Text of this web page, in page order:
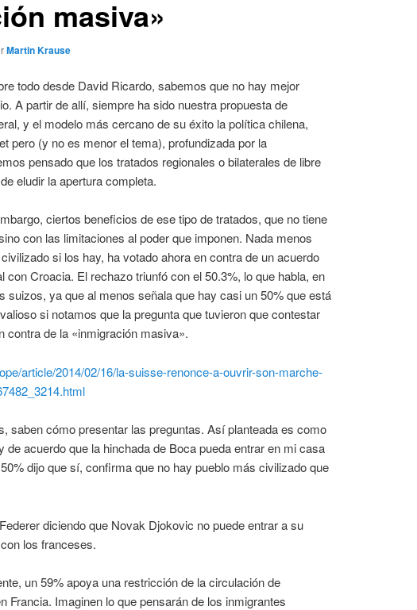
masiva»
Martin Krause
todo desde David Ricardo, sabemos que no hay mejor
A partir de allí, siempre ha sido nuestra propuesta de
y el modelo más cercano de su éxito la política chilena,
pero (y no es menor el tema), profundizada por la
pensado que los tratados regionales o bilaterales de libre
eludir la apertura completa.
ciertos beneficios de ese tipo de tratados, que no tiene
con las limitaciones al poder que imponen. Nada menos
si los hay, ha votado ahora en contra de un acuerdo
con Croacia. El rechazo triunfó con el 50.3%, lo que habla, en
suizos, ya que al menos señala que hay casi un 50% que está
si notamos que la pregunta que tuvieron que contestar
contra de la «inmigración masiva».
article/2014/02/16/la-suisse-renonce-a-ouvrir-son-marche-
saben cómo presentar las preguntas. Así planteada es como
de acuerdo que la hinchada de Boca pueda entrar en mi casa
dijo que sí, confirma que no hay pueblo más civilizado que
diciendo que Novak Djokovic no puede entrar a su
los franceses.
un 59% apoya una restricción de la circulación de
Francia. Imaginen lo que pensarán de los inmigrantes